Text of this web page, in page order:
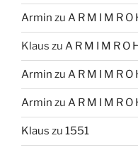
Armin zu A R M I M R O
Klaus zu A R M I M R O
Armin zu A R M I M R O
Armin zu A R M I M R O
Klaus zu 1551